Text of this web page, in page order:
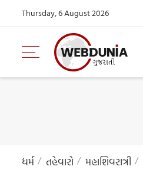
Thursday, 6 August 2026
ધર્મ તહેવારો મહાશિવરાત્રી